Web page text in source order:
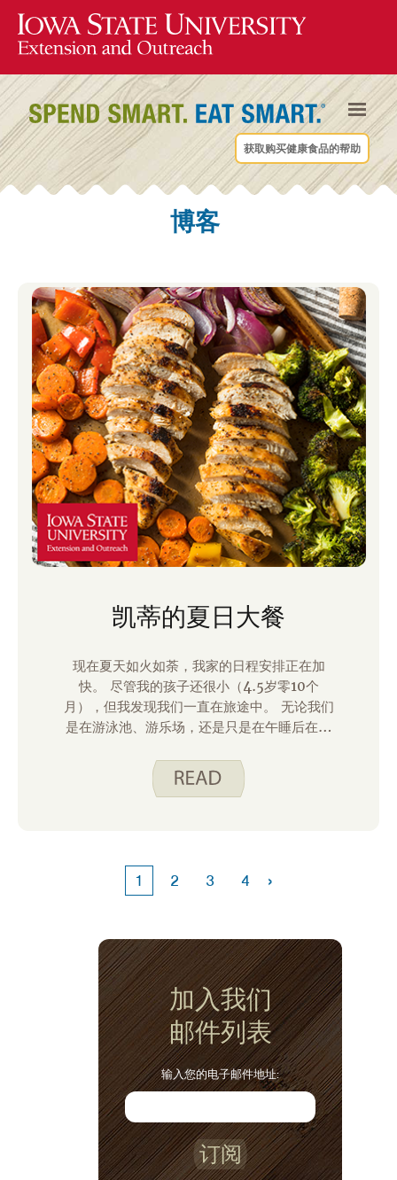
获取购买健康食品的帮助
博客
凯蒂的夏日大餐
现在夏天如火如荼，我家的日程安排正在加
快。 尽管我的孩子还很小（4.5岁零10个
月），但我发现我们一直在旅途中。 无论我们
是在游泳池、游乐场，还是只是在午睡后在外
快餐都是必须的！
1 2 3 4 ›
加入我们
邮件列表
输入您的电子邮件地址:
订阅